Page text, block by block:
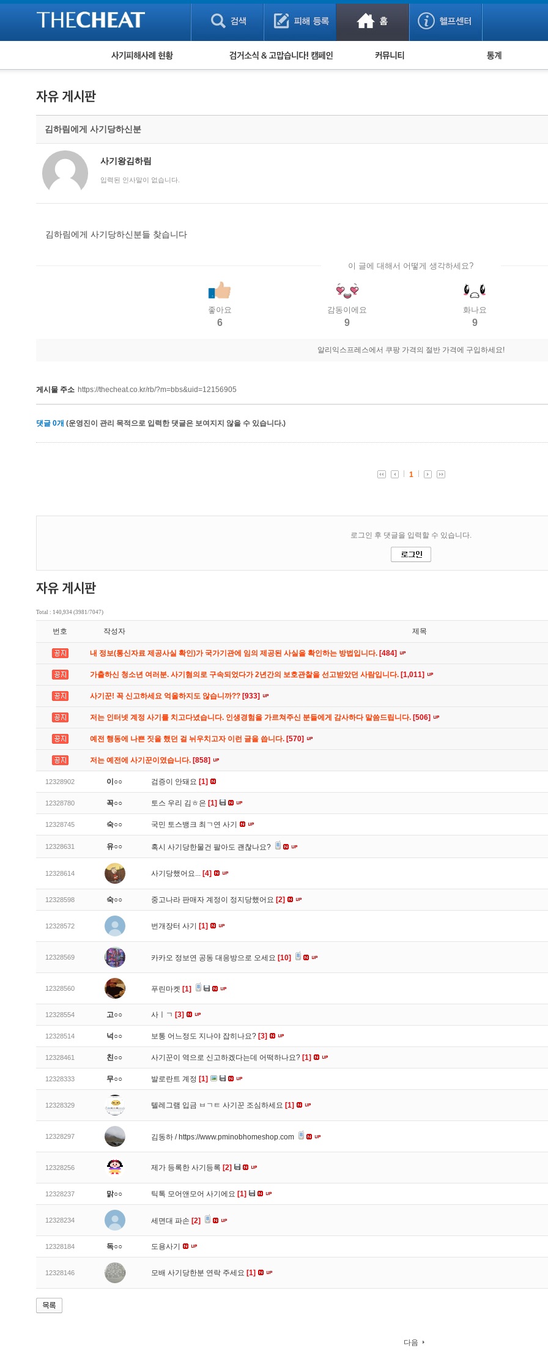
피해사례 현황
보이스피싱 피해사례
유해사이트 목록
비공개 피해사례
워킹홀리데이 피해사례
검거 소식 사기 예방했어요! 누적 피해사례 통계
김하림에게 사기당하신분
사기왕김하림
입력된 인사말이 없습니다.
김하림에게 사기당하신분들 찾습니다
이 글에 대해서 어떻게 생각하세요?
좋아요
6
감동이에요
9
화나요
9
알리익스프레스에서 쿠팡 가격의 절반 가격에 구입하세요!
게시물 주소 https://thecheat.co.kr/rb/?m=bbs&uid=12156905
댓글 0개 (운영진이 관리 목적으로 입력한 댓글은 보여지지 않을 수 있습니다.)
Total : 140,934 (3981/7047)
번호 작성자 제목
내 정보(통신자료 제공사실 확인)가 국가기관에 임의 제공된 사실을 확인하는 방법입니다. [484]
가출하신 청소년 여러분. 사기혐의로 구속되었다가 2년간의 보호관찰을 선고받았던 사람입니다. [1,011]
사기꾼! 꼭 신고하세요 억울하지도 않습니까?? [933]
저는 인터넷 계정 사기를 치고다녔습니다. 인생경험을 가르쳐주신 분들에게 감사하다 말씀드립니다. [506]
예전 행동에 나쁜 짓을 했던 걸 뉘우치고자 이런 글을 씁니다. [570]
저는 예전에 사기꾼이였습니다. [858]
12328902 이○○ 검증이 안돼요 [1]
12328780 꼭○○ 토스 우리 김ㅎ은 [1]
12328745 숙○○ 국민 토스뱅크 최ㄱ연 사기
12328631 유○○ 혹시 사기당한물건 팔아도 괜찮나요?
12328614 사기당했어요... [4]
12328598 숙○○ 중고나라 판매자 계정이 정지당했어요 [2]
12328572 번개장터 사기 [1]
12328569 카카오 정보연 공동 대응방으로 오세요 [10]
12328560 푸린마켓 [1]
12328554 고○○ 사ㅣㄱ [3]
12328514 넉○○ 보통 어느정도 지나야 잡히나요? [3]
12328461 친○○ 사기꾼이 역으로 신고하겠다는데 어떡하나요? [1]
12328333 무○○ 발로란트 계정 [1]
12328329 텔레그램 입금 ㅂㄱㅌ 사기꾼 조심하세요 [1]
12328297 김동하 / https://www.pminobhomeshop.com
12328256 제가 등록한 사기등록 [2]
12328237 맑○○ 틱톡 모어앤모어 사기에요 [1]
12328234 세면대 파손 [2]
12328184 독○○ 도용사기
12328146 모배 사기당한분 연락 주세요 [1]
다음